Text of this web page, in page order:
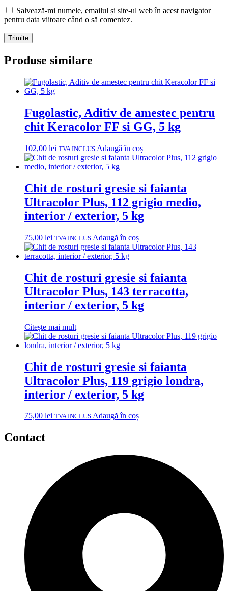
Salvează-mi numele, emailul și site-ul web în acest navigator
pentru data viitoare când o să comentez.
Produse similare
Fugolastic, Aditiv de amestec pentru
chit Keracolor FF si GG, 5 kg
102,00 lei TVA INCLUS Adaugă în coș
Chit de rosturi gresie si faianta
Ultracolor Plus, 112 grigio medio,
interior / exterior, 5 kg
75,00 lei TVA INCLUS Adaugă în coș
Chit de rosturi gresie si faianta
Ultracolor Plus, 143 terracotta,
interior / exterior, 5 kg
Citește mai mult
Chit de rosturi gresie si faianta
Ultracolor Plus, 119 grigio londra,
interior / exterior, 5 kg
75,00 lei TVA INCLUS Adaugă în coș
Contact